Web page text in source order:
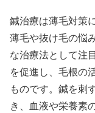
鍼治療は薄毛対策
薄毛や抜け毛の悩
な治療法として注
を促進し、毛根の
ものです。鍼を刺
き、血液や栄養素